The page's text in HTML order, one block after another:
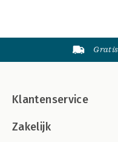
Klantenservice
Zakelijk